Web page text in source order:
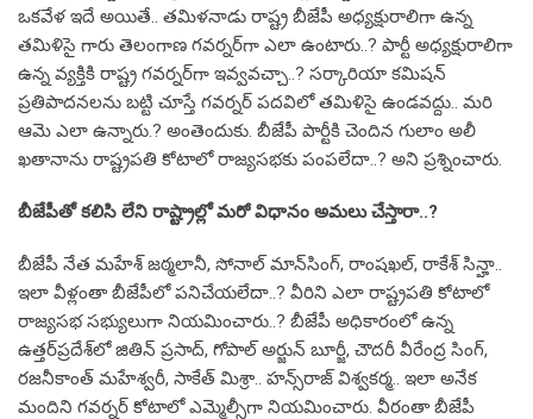
ఒకవేళ ఇదే అయితే.. తమిళనాడు రాష్ట్ర బీజేపీ అధ్యక్షురాలిగా ఉన్న
తమిళిసై గారు తెలంగాణ గవర్నర్‌గా ఎలా ఉంటారు..? పార్టీ అధ్యక్షురాలిగా
ఉన్న వ్యక్తికి రాష్ట్ర గవర్నర్‌గా ఇవ్వవచ్చా..? సర్కారియా కమిషన్‌
ప్రతిపాదనలను బట్టి చూస్తే గవర్నర్‌ పదవిలో తమిళిసై ఉండవద్దు.. మరి
ఆమె ఎలా ఉన్నారు.? అంతెందుకు. బీజేపీ పార్టీకి చెందిన గులాం అలీ
ఖతానాను రాష్ట్రపతి కోటాలో రాజ్యసభకు పంపలేదా..? అని ప్రశ్నించారు.
బీజేపీతో కలిసి లేని రాష్ట్రాల్లో మరో విధానం అమలు చేస్తారా..?
బీజేపీ నేత మహేశ్‌ జఠ్మలానీ, సోనాల్‌ మాన్‌సింగ్‌, రాంషఖల్‌, రాకేశ్‌ సిన్హా..
ఇలా వీళ్లంతా బీజేపీలో పనిచేయలేదా..? వీరిని ఎలా రాష్ట్రపతి కోటాలో
రాజ్యసభ సభ్యులుగా నియమించారు..? బీజేపీ అధికారంలో ఉన్న
ఉత్తర్‌ప్రదేశ్‌లో జితిన్‌ ప్రసాద్‌, గోపాల్‌ అర్జున్‌ బూర్జీ, చౌదరీ వీరేంద్ర సింగ్‌,
రజనీకాంత్‌ మహేశ్వరీ, సాకేత్‌ మిశ్రా.. హన్స్‌రాజ్‌ విశ్వకర్మ.. ఇలా అనేక
మందిని గవర్నర్‌ కోటాలో ఎమ్మెల్సీగా నియమించారు. వీరంతా బీజేపీ